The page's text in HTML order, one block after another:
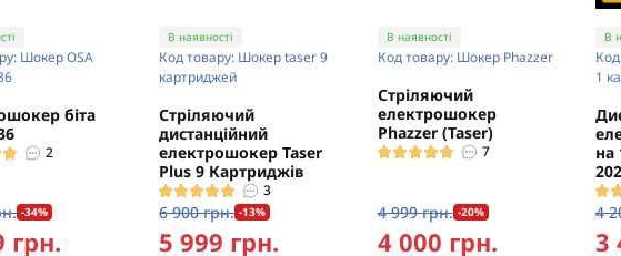
Шокер ОSА
біта
2
-34%
грн.
В наявності
Код товару: Шокер taser 9
картриджей
Стріляючий
дистанційний
електрошокер Taser
Plus 9 Картриджів
3
6 900 грн. -13%
5 999 грн.
В наявності
Код товару: Шокер Phazzer
Стріляючий
електрошокер
Phazzer (Taser)
7
4 999 грн. -20%
4 000 грн.
В
1
на
4
3